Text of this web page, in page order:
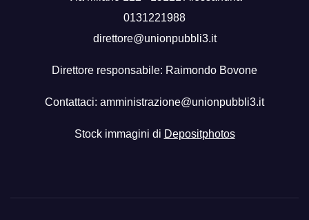
0131221988
direttore@unionpubbli3.it
Direttore responsabile: Raimondo Bovone
Contattaci: amministrazione@unionpubbli3.it
Stock immagini di Depositphotos